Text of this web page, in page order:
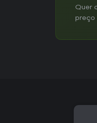
Quer
preço